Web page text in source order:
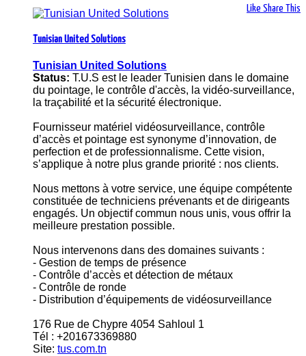
Like Share This
Tunisian United Solutions
Tunisian United Solutions
Status: T.U.S est le leader Tunisien dans le domaine
du pointage, le contrôle d'accès, la vidéo-surveillance,
la traçabilité et la sécurité électronique.
Fournisseur matériel vidéosurveillance, contrôle
d’accès et pointage est synonyme d’innovation, de
perfection et de professionnalisme. Cette vision,
s’applique à notre plus grande priorité : nos clients.
Nous mettons à votre service, une équipe compétente
constituée de techniciens prévenants et de dirigeants
engagés. Un objectif commun nous unis, vous offrir la
meilleure prestation possible.
Nous intervenons dans des domaines suivants :
- Gestion de temps de présence
- Contrôle d’accès et détection de métaux
- Contrôle de ronde
- Distribution d’équipements de vidéosurveillance
176 Rue de Chypre 4054 Sahloul 1
Tél : +201673369880
Site: tus.com.tn